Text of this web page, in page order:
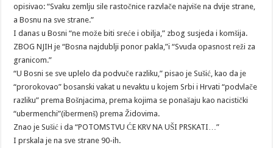
opisivao: “Svaku zemlju sile rastočnice razvlače najviše na dvije strane,
a Bosnu na sve strane.”
I danas u Bosni “ne može biti sreće i obilja,” zbog susjeda i komšija.
ZBOG NJIH je “Bosna najdublji ponor pakla,”i “Svuda opasnost reži za
granicom.”
“U Bosni se sve uplelo da podvuče razliku,” pisao je Sušić, kao da je
“prorokovao” bosanski vakat u nevaktu u kojem Srbi i Hrvati “podvlače
razliku” prema Bošnjacima, prema kojima se ponašaju kao nacistički
“ubermenchi”(ibermenš) prema Židovima.
Znao je Sušić i da “POTOMSTVU ĆE KRV NA UŠI PRSKATI…”
I prskala je na sve strane 90-ih.